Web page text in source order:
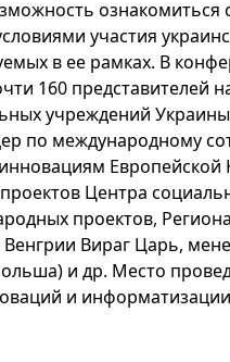
ознакомиться
участия
в ее рамках. В
160 представителей
учреждений
по международному
Европейской
Центра
проектов,
Вираг Царь,
и др. Место
и